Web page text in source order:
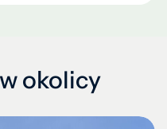
okolicy